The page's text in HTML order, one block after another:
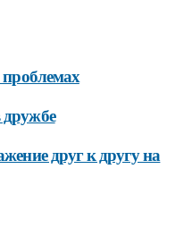
проблемах
друг к другу на